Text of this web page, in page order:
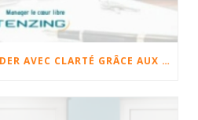
MÉTHODE FOCA : DÉCIDER AVEC CLARTÉ GRÂCE AUX FAITS, OPINIONS, CHANGEMENTS ET ACTIONS